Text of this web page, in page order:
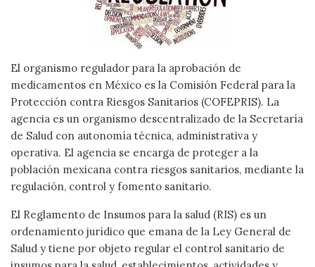
El organismo regulador para la aprobación de
medicamentos en México es la Comisión Federal para la
Protección contra Riesgos Sanitarios (COFEPRIS). La
agencia es un organismo descentralizado de la Secretaría
de Salud con autonomía técnica, administrativa y
operativa. El agencia se encarga de proteger a la
población mexicana contra riesgos sanitarios, mediante la
regulación, control y fomento sanitario.
El Reglamento de Insumos para la salud (RIS) es un
ordenamiento jurídico que emana de la Ley General de
Salud y tiene por objeto regular el control sanitario de